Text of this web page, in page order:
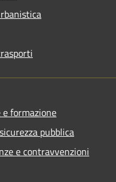
e formazione
pubblica
e contravvenzioni